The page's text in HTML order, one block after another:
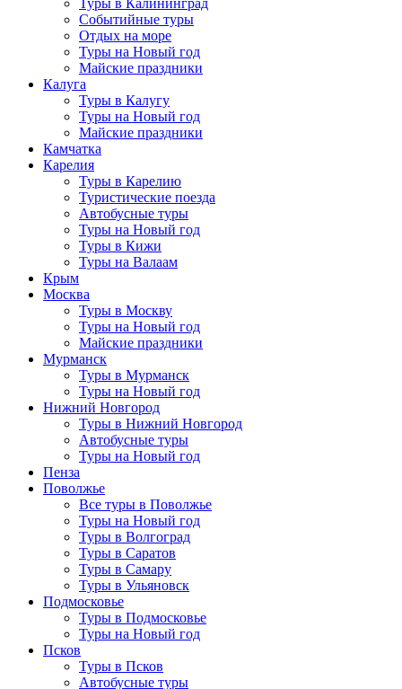
Событийные туры
Отдых на море
Туры на Новый год
Майские праздники
Калуга
Туры в Калугу
Туры на Новый год
Майские праздники
Камчатка
Карелия
Туры в Карелию
Туристические поезда
Автобусные туры
Туры на Новый год
Туры в Кижи
Туры на Валаам
Крым
Москва
Туры в Москву
Туры на Новый год
Майские праздники
Мурманск
Туры в Мурманск
Туры на Новый год
Нижний Новгород
Туры в Нижний Новгород
Автобусные туры
Туры на Новый год
Пенза
Поволжье
Все туры в Поволжье
Туры на Новый год
Туры в Волгоград
Туры в Саратов
Туры в Самару
Туры в Ульяновск
Подмосковье
Туры в Подмосковье
Туры на Новый год
Псков
Туры в Псков
Автобусные туры